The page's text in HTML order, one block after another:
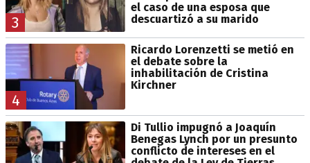
3
el caso de una esposa que
descuartizó a su marido
4
Ricardo Lorenzetti se metió en
el debate sobre la
inhabilitación de Cristina
Kirchner
Di Tullio impugnó a Joaquín
Benegas Lynch por un presunto
conflicto de intereses en el